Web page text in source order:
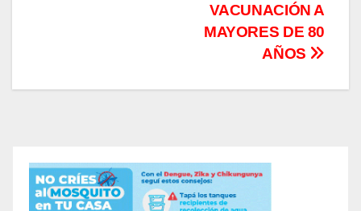
VACUNACIÓN A
MAYORES DE 80
AÑOS